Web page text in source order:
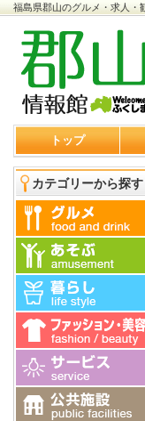
福島県郡山のグルメ・求人・
トップ
カテゴリーから探す